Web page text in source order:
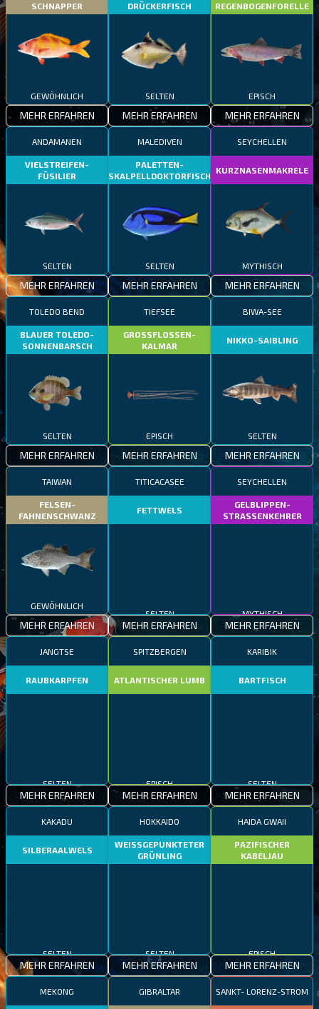
SCHNAPPER
GEWÖHNLICH
MEHR ERFAHREN
DRÜCKERFISCH
SELTEN
MEHR ERFAHREN
REGENBOGENFORELLE
EPISCH
MEHR ERFAHREN
ANDAMANEN
VIELSTREIFEN-
FÜSILIER
SELTEN
MEHR ERFAHREN
MALEDIVEN
PALETTEN-
SKALPELLDOKTORFISCH
SELTEN
MEHR ERFAHREN
SEYCHELLEN
KURZNASENMAKRELE
MYTHISCH
MEHR ERFAHREN
TOLEDO BEND
BLAUER TOLEDO-
SONNENBARSCH
SELTEN
MEHR ERFAHREN
TIEFSEE
GROSSFLOSSEN-
KALMAR
EPISCH
MEHR ERFAHREN
BIWA-SEE
NIKKO-SAIBLING
SELTEN
MEHR ERFAHREN
TAIWAN
FELSEN-
FAHNENSCHWANZ
GEWÖHNLICH
MEHR ERFAHREN
TITICACASEE
FETTWELS
MEHR ERFAHREN
SEYCHELLEN
GELBLIPPEN-
STRASSENKEHRER
MEHR ERFAHREN
JANGTSE
RAUBKARPFEN
MEHR ERFAHREN
SPITZBERGEN
ATLANTISCHER LUMB
MEHR ERFAHREN
KARIBIK
BARTFISCH
MEHR ERFAHREN
KAKADU
SILBERAALWELS
MEHR ERFAHREN
HOKKAIDO
WEISSGEPUNKTETER
GRÜNLING
MEHR ERFAHREN
HAIDA GWAII
PAZIFISCHER
KABELJAU
MEHR ERFAHREN
MEKONG GIBRALTAR SANKT- LORENZ-STROM